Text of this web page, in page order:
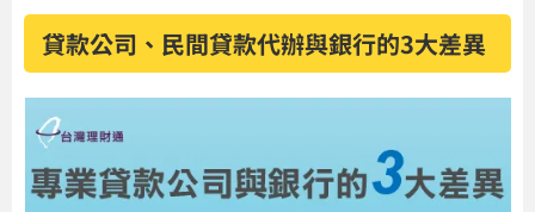
貸款公司、民間貸款代辦與銀行的3大差異